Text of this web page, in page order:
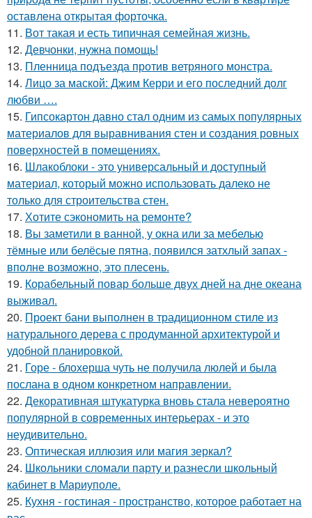
оставлена открытая форточка.
11. Вот такая и есть типичная семейная жизнь.
12. Девчонки, нужна помощь!
13. Пленница подъезда против ветряного монстра.
14. Лицо за маской: Джим Керри и его последний долг
любви ….
15. Гипсокартон давно стал одним из самых популярных
материалов для выравнивания стен и создания ровных
поверхностей в помещениях.
16. Шлакоблоки - это универсальный и доступный
материал, который можно использовать далеко не
только для строительства стен.
17. Хотите сэкономить на ремонте?
18. Вы заметили в ванной, у окна или за мебелью
тёмные или белёсые пятна, появился затхлый запах -
вполне возможно, это плесень.
19. Корабельный повар больше двух дней на дне океана
выживал.
20. Проект бани выполнен в традиционном стиле из
натурального дерева с продуманной архитектурой и
удобной планировкой.
21. Горе - блохерша чуть не получила люлей и была
послана в одном конкретном направлении.
22. Декоративная штукатурка вновь стала невероятно
популярной в современных интерьерах - и это
неудивительно.
23. Оптическая иллюзия или магия зеркал?
24. Школьники сломали парту и разнесли школьный
кабинет в Мариуполе.
25. Кухня - гостиная - пространство, которое работает на